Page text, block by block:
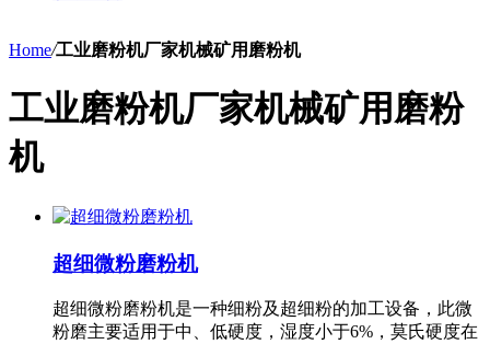
Home/工业磨粉机厂家机械矿用磨粉机
工业磨粉机厂家机械矿用磨粉
机
超细微粉磨粉机
超细微粉磨粉机是一种细粉及超细粉的加工设备，此微
粉磨主要适用于中、低硬度，湿度小于6%，莫氏硬度在